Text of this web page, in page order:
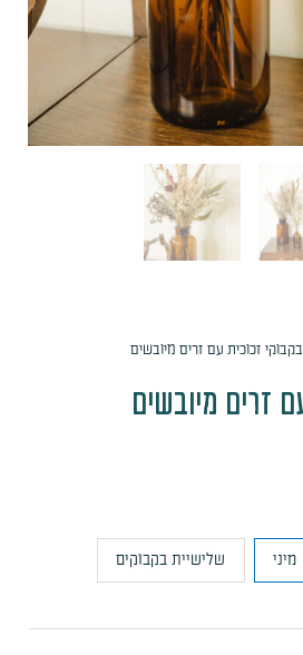
זכוכית עם זרים מיובשים
זרים מיובשים
מיני שלישיית בקבוקים